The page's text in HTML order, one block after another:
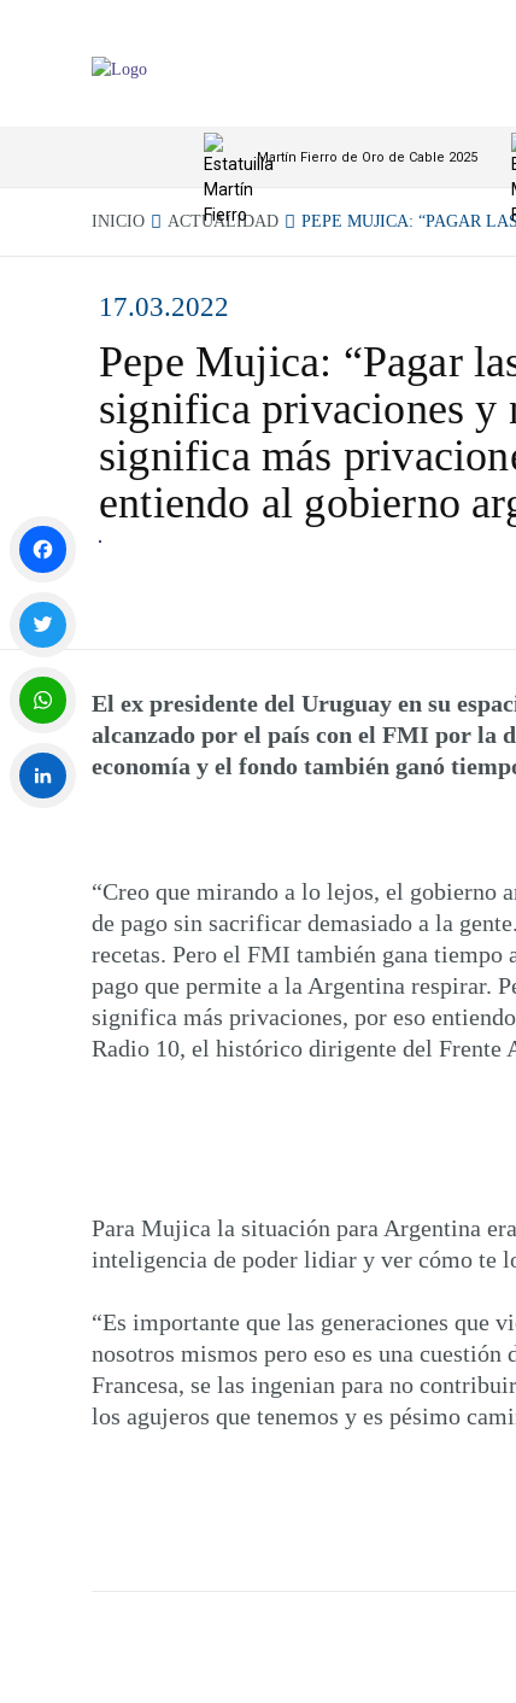
Martín Fierro de Oro de Cable 2025
INICIO ACTUALIDAD PEPE MUJICA: “PAGAR
17.03.2022
Pepe Mujica: “Pagar
significa privaciones y
significa más
entiendo al gobierno
El ex presidente del Uruguay en su
alcanzado por el país con el FMI por la
economía y el fondo también ganó
“Creo que mirando a lo lejos, el gobierno
de pago sin sacrificar demasiado a la
recetas. Pero el FMI también gana tiempo
pago que permite a la Argentina respirar.
significa más privaciones, por eso
Radio 10, el histórico dirigente del Frente
Para Mujica la situación para Argentina
inteligencia de poder lidiar y ver cómo te
“Es importante que las generaciones que
nosotros mismos pero eso es una
Francesa, se las ingenian para no
los agujeros que tenemos y es pésimo
Facebook
Twitter
WhatsApp